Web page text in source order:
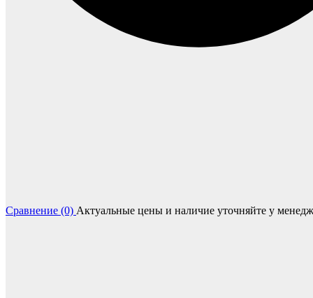
Сравнение (0) Актуальные цены и наличие уточняйте у